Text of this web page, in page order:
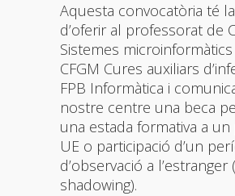
Aquesta convocatòria té
d’oferir al professorat de
Sistemes microinformàtics
CFGM Cures auxiliars
FPB Informàtica i
nostre centre una beca
una estada formativa a
UE o participació d’un
d’observació a l’estranger
shadowing).